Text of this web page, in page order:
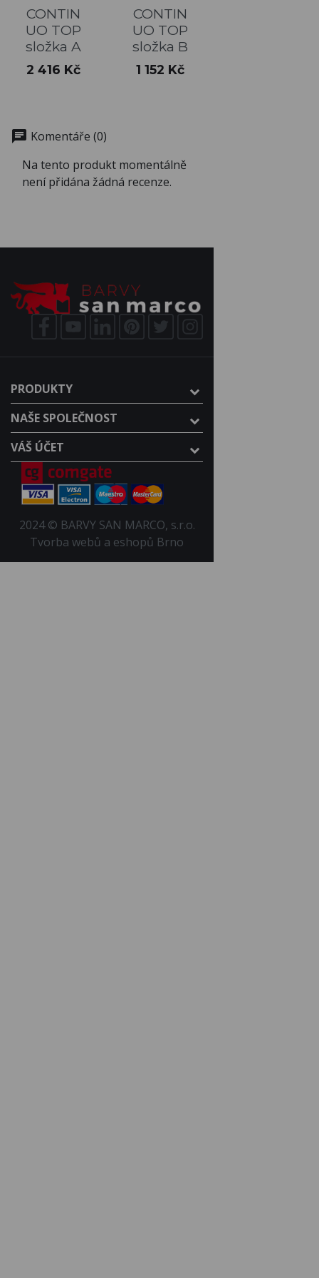
CONTIN
UO TOP
složka A
Cena
2 416 Kč
CONTIN
UO TOP
složka B
Cena
1 152 Kč
chat Komentáře (0)
Na tento produkt momentálně
není přidána žádná recenze.
PRODUKTY
NAŠE SPOLEČNOST
VÁŠ ÚČET
2024 © BARVY SAN MARCO, s.r.o.
Tvorba webů a eshopů Brno